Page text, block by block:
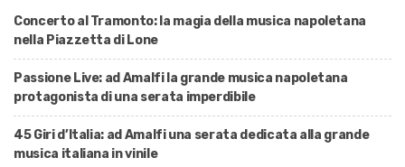
Concerto al Tramonto: la magia della musica napoletana
nella Piazzetta di Lone
Passione Live: ad Amalfi la grande musica napoletana
protagonista di una serata imperdibile
45 Giri d’Italia: ad Amalfi una serata dedicata alla grande
musica italiana in vinile